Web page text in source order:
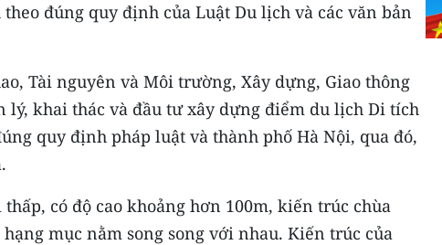
đúng quy định của Luật Du lịch và các văn bản
Tài nguyên và Môi trường, Xây dựng, Giao thông
khai thác và đầu tư xây dựng điểm du lịch Di tích
quy định pháp luật và thành phố Hà Nội, qua đó,
có độ cao khoảng hơn 100m, kiến trúc chùa
mục nằm song song với nhau. Kiến trúc của